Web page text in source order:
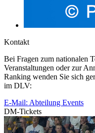
Kontakt
Bei Fragen zum nationalen
Veranstaltungen oder zur
Ranking wenden Sie sich
im DLV:
E-Mail: Abteilung Events
DM-Tickets